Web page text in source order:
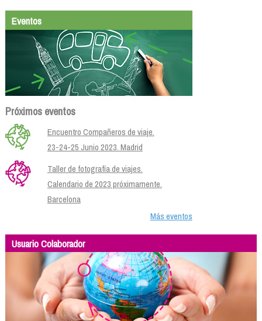
Eventos
Próximos eventos
Encuentro Compañeros de viaje.
23-24-25 Junio 2023. Madrid
Taller de fotografía de viajes.
Calendario de 2023 próximamente.
Barcelona
Más eventos
Usuario Colaborador